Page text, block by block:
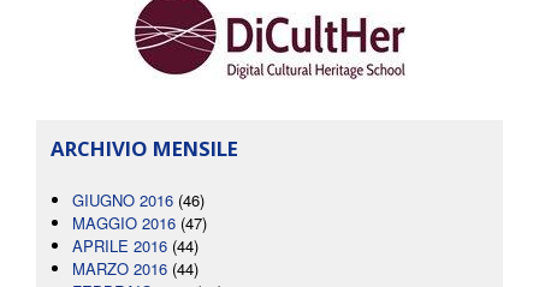
ARCHIVIO MENSILE
GIUGNO 2016 (46)
MAGGIO 2016 (47)
APRILE 2016 (44)
MARZO 2016 (44)